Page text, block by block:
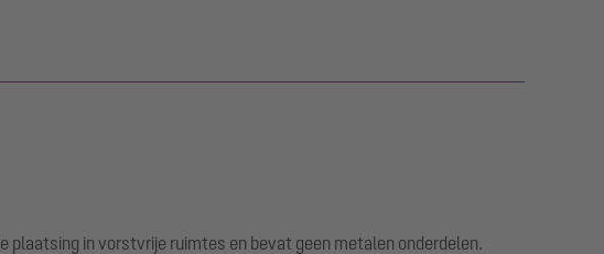
plaatsing in vorstvrije ruimtes en bevat geen metalen onderdelen.